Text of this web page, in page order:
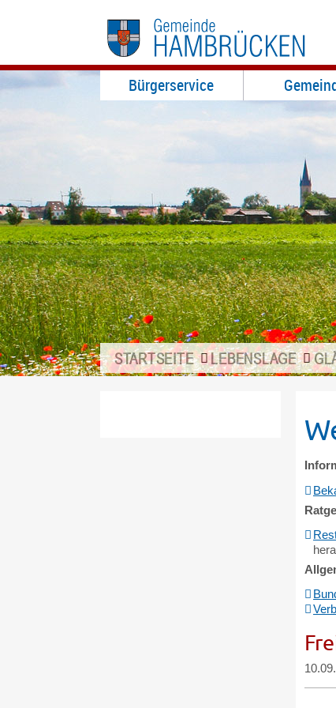
Bürgerservice
STARTSEITE LEBENSLAGE